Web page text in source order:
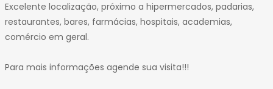
Excelente localização, próximo a hipermercados, padarias,
restaurantes, bares, farmácias, hospitais, academias,
comércio em geral.
Para mais informações agende sua visita!!!